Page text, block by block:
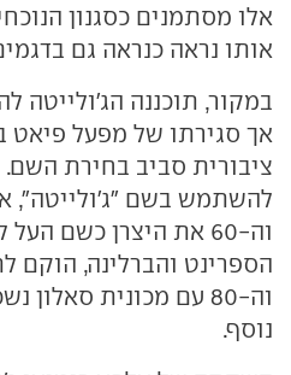
אלו מסתמנים כסגנון
אותו נראה כנראה גם
במקור, תוכננה הג'ולייטה
אך סגירתו של מפעל פיאט
ציבורית סביב בחירת
וה-60 את היצרן כשם
וה-80 עם מכונית
נוסף.